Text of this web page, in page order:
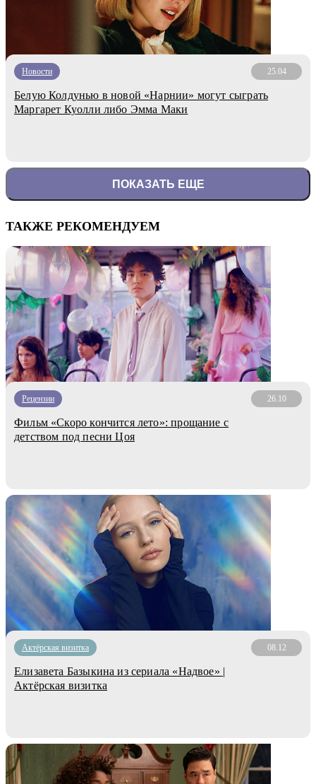
Новости 25.04
Белую Колдунью в новой «Нарнии» могут сыграть
Маргарет Куолли либо Эмма Маки
ПОКАЗАТЬ ЕЩЕ
ТАКЖЕ РЕКОМЕНДУЕМ
Рецензии 26.10
Фильм «Скоро кончится лето»: прощание с
детством под песни Цоя
Актёрская визитка 08.12
Елизавета Базыкина из сериала «Надвое» |
Актёрская визитка